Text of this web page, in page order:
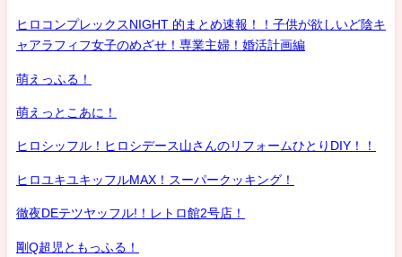
ヒロコンプレックスNIGHT 的まとめ速報！！子供が欲しいど陰キ
ャアラフィフ女子のめざせ！専業主婦！婚活計画編
萌えっふる！
萌えっとこあに！
ヒロシッフル！ヒロシデース山さんのリフォームひとりDIY！！
ヒロユキユキッフルMAX！スーパークッキング！
徹夜DEテツヤッフル!！レトロ館2号店！
剛Q超児ともっふる！